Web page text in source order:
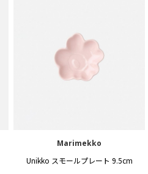
Marimekko
Unikko スモールプレート 9.5cm